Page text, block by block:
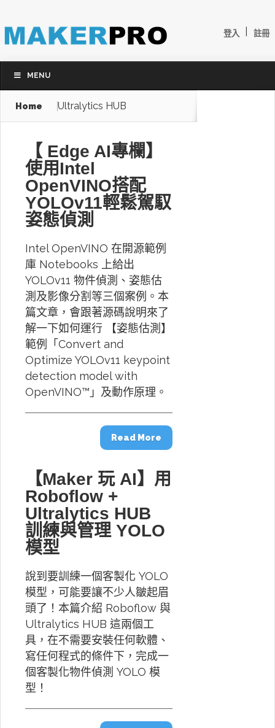
登入 註冊
MENU
Home Ultralytics HUB
【 Edge AI專欄】
使用Intel
OpenVINO搭配
YOLOv11輕鬆駕馭
姿態偵測
Intel OpenVINO 在開源範例
庫 Notebooks 上給出
YOLOv11 物件偵測、姿態估
測及影像分割等三個案例。本
篇文章，會跟著源碼說明來了
解一下如何運行 【姿態估測】
範例「Convert and
Optimize YOLOv11 keypoint
detection model with
OpenVINO™」及動作原理。
Read More
【Maker 玩 AI】用
Roboflow +
Ultralytics HUB
訓練與管理 YOLO
模型
說到要訓練一個客製化 YOLO
模型，可能要讓不少人皺起眉
頭了！本篇介紹 Roboflow 與
Ultralytics HUB 這兩個工
具，在不需要安裝任何軟體、
寫任何程式的條件下，完成一
個客製化物件偵測 YOLO 模
型！